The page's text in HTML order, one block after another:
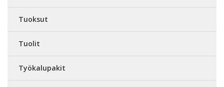
Tuoksut
Tuolit
Työkalupakit